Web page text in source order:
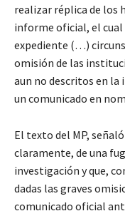
realizar réplica de los
informe oficial, el cual
expediente (…)
omisión de las
aun no descritos en la
un comunicado en
El texto del MP,
claramente, de una
investigación y que,
dadas las graves
comunicado oficial